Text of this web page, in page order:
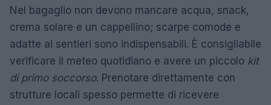
Nel bagaglio non devono mancare acqua, snack,
crema solare e un cappellino; scarpe comode e
adatte ai sentieri sono indispensabili. È consigliabile
verificare il meteo quotidiano e avere un piccolo kit
di primo soccorso. Prenotare direttamente con
strutture locali spesso permette di ricevere